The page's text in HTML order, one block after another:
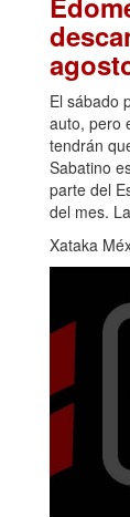
El sábado
auto, pero
tendrán
Sabatino
parte del
del mes.
Xataka